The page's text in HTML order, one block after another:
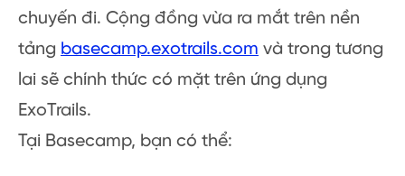
chuyến đi. Cộng đồng vừa ra mắt trên nền
tảng basecamp.exotrails.com và trong tương
lai sẽ chính thức có mặt trên ứng dụng
ExoTrails.
Tại Basecamp, bạn có thể: